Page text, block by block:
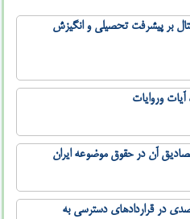
بر پیشرفت تحصیلی و انگیزش
وروایات
آن در حقوق موضوعه ایران
در قراردادهای دسترسی به